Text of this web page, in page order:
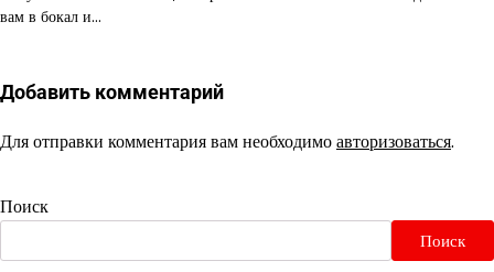
вам в бокал и…
Добавить комментарий
Для отправки комментария вам необходимоавторизоваться.
Поиск
Поиск